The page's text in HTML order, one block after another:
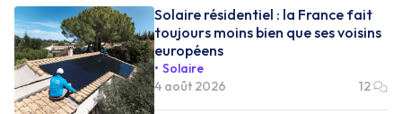
Solaire résidentiel : la France fait
toujours moins bien que ses voisins
européens
Solaire
4 août 2026
12